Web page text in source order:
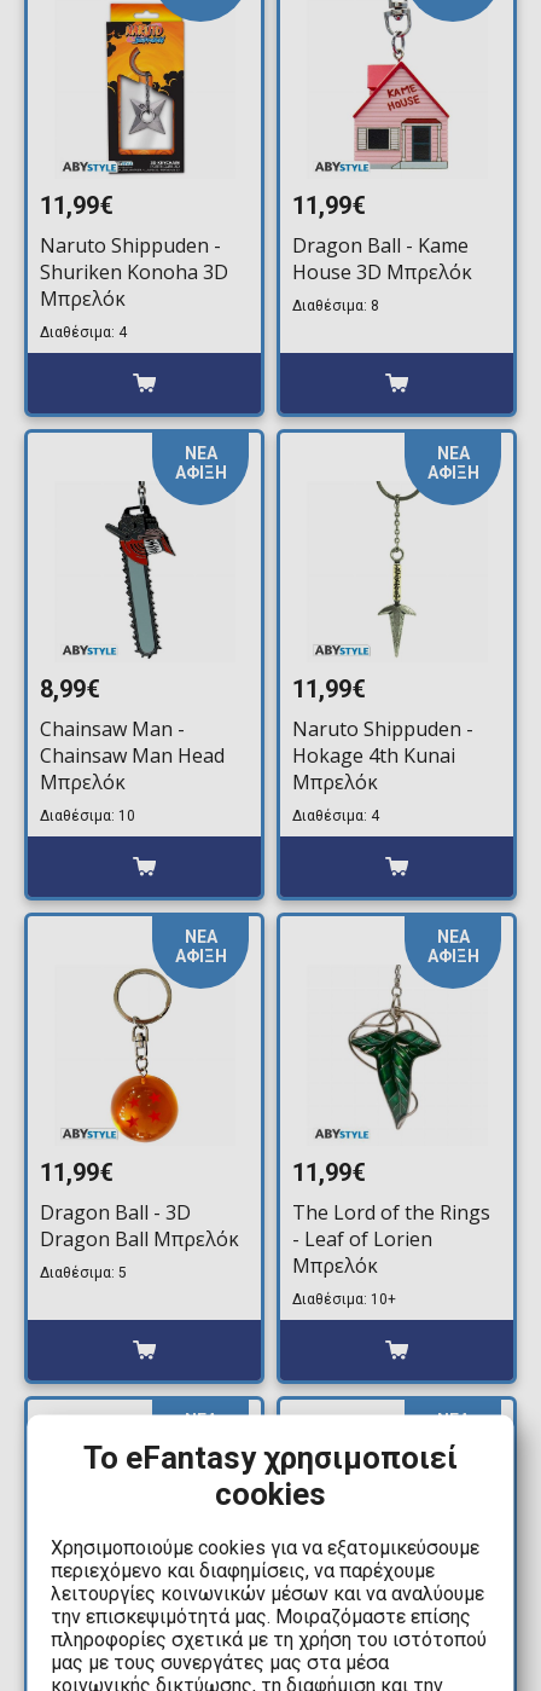
11,99€
Naruto Shippuden -
Shuriken Konoha 3D
Μπρελόκ
Διαθέσιμα: 4
11,99€
Dragon Ball - Kame
House 3D Μπρελόκ
Διαθέσιμα: 8
ΝΕΑ
ΑΦΙΞΗ
8,99€
Chainsaw Man -
Chainsaw Man Head
Μπρελόκ
Διαθέσιμα: 10
ΝΕΑ
ΑΦΙΞΗ
11,99€
Naruto Shippuden -
Hokage 4th Kunai
Μπρελόκ
Διαθέσιμα: 4
ΝΕΑ
ΑΦΙΞΗ
11,99€
Dragon Ball - 3D
Dragon Ball Μπρελόκ
Διαθέσιμα: 5
ΝΕΑ
ΑΦΙΞΗ
11,99€
The Lord of the Rings
- Leaf of Lorien
Μπρελόκ
Διαθέσιμα: 10+
ΝΕΑ
8,99€
ΝΕΑ
11,99€
Το eFantasy χρησιμοποιεί
cookies
Χρησιμοποιούμε cookies για να εξατομικεύσουμε
περιεχόμενο και διαφημίσεις, να παρέχουμε
λειτουργίες κοινωνικών μέσων και να αναλύουμε
την επισκεψιμότητά μας. Μοιραζόμαστε επίσης
πληροφορίες σχετικά με τη χρήση του ιστότοπού
μας με τους συνεργάτες μας στα μέσα
κοινωνικής δικτύωσης, τη διαφήμιση και την